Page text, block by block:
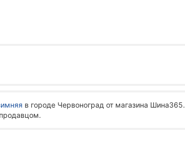
в городе Червоноград от магазина Шина365.